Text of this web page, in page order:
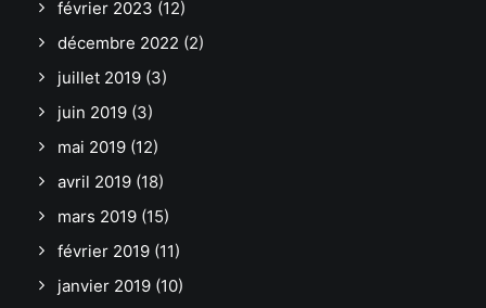
février 2023 (12)
décembre 2022 (2)
juillet 2019 (3)
juin 2019 (3)
mai 2019 (12)
avril 2019 (18)
mars 2019 (15)
février 2019 (11)
janvier 2019 (10)